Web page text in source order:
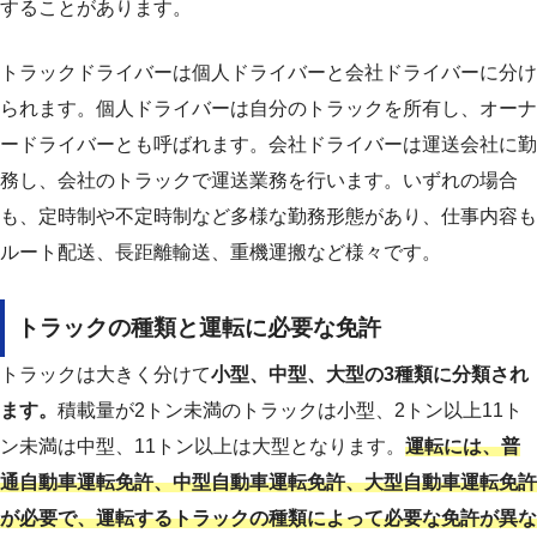
することがあります。
トラックドライバーは個人ドライバーと会社ドライバーに分け
られます。個人ドライバーは自分のトラックを所有し、オーナ
ードライバーとも呼ばれます。会社ドライバーは運送会社に勤
務し、会社のトラックで運送業務を行います。いずれの場合
も、定時制や不定時制など多様な勤務形態があり、仕事内容も
ルート配送、長距離輸送、重機運搬など様々です。
トラックの種類と運転に必要な免許
トラックは大きく分けて小型、中型、大型の3種類に分類され
ます。 積載量が2トン未満のトラックは小型、2トン以上11ト
ン未満は中型、11トン以上は大型となります。 運転には、普
通自動車運転免許、中型自動車運転免許、大型自動車運転免許
が必要で、運転するトラックの種類によって必要な免許が異な